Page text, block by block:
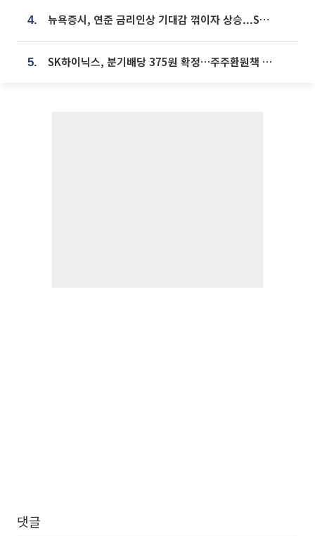
4. 뉴욕증시, 연준 금리인상 기대감 꺾이자 상승...S&P500 사상 최고치 [종합]
5. SK하이닉스, 분기배당 375원 확정…주주환원책 9월로 앞당겨 발표
댓글